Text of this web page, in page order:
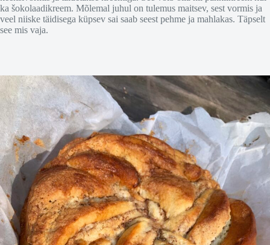
ka šokolaadikreem. Mõlemal juhul on tulemus maitsev, sest vormis ja
veel niiske täidisega küpsev sai saab seest pehme ja mahlakas. Täpselt
see mis vaja.